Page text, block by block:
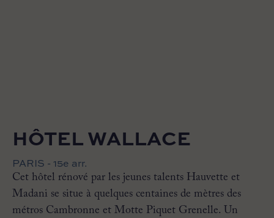
HÔTEL WALLACE
PARIS - 15e arr.
Cet hôtel rénové par les jeunes talents Hauvette et
Madani se situe à quelques centaines de mètres des
métros Cambronne et Motte Piquet Grenelle. Un